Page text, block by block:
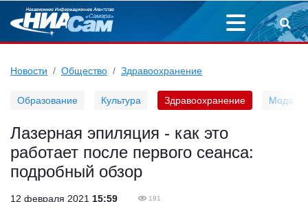
Новости Общество Здравоохранение
Образование Культура Здравоохранение Мода
Лазерная эпиляция - как это
работает после первого сеанса:
подробный обзор
12 февраля 2021 15:59 191